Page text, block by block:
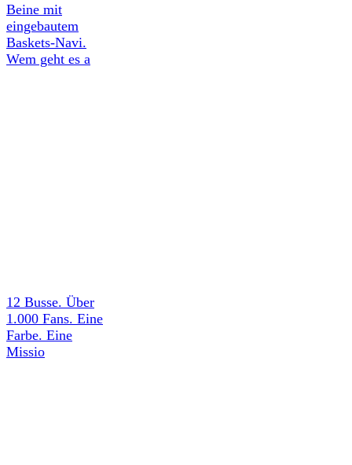
Beine mit
eingebautem
Baskets-Navi.
Wem geht es a
12 Busse. Über
1.000 Fans. Eine
Farbe. Eine
Missio